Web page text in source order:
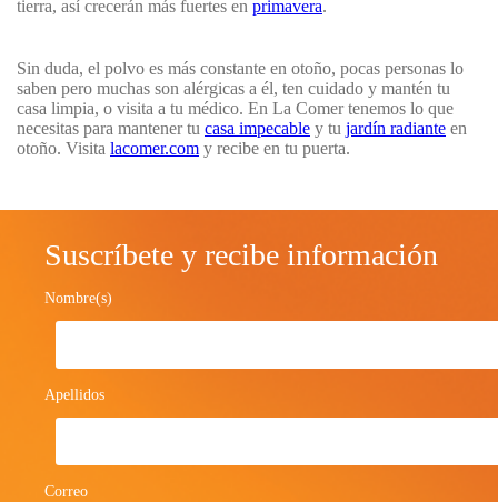
tierra, así crecerán más fuertes en primavera.
Sin duda, el polvo es más constante en otoño, pocas personas lo
saben pero muchas son alérgicas a él, ten cuidado y mantén tu
casa limpia, o visita a tu médico. En La Comer tenemos lo que
necesitas para mantener tu casa impecable y tu jardín radiante en
otoño. Visita lacomer.com y recibe en tu puerta.
Suscríbete y recibe información
Nombre(s)
Apellidos
Correo